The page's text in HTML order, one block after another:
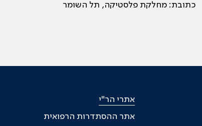
כתובת: מחלקת פלסטיקה, תל השומר
אתרי הר"י
אתר ההסתדרות הרפואית